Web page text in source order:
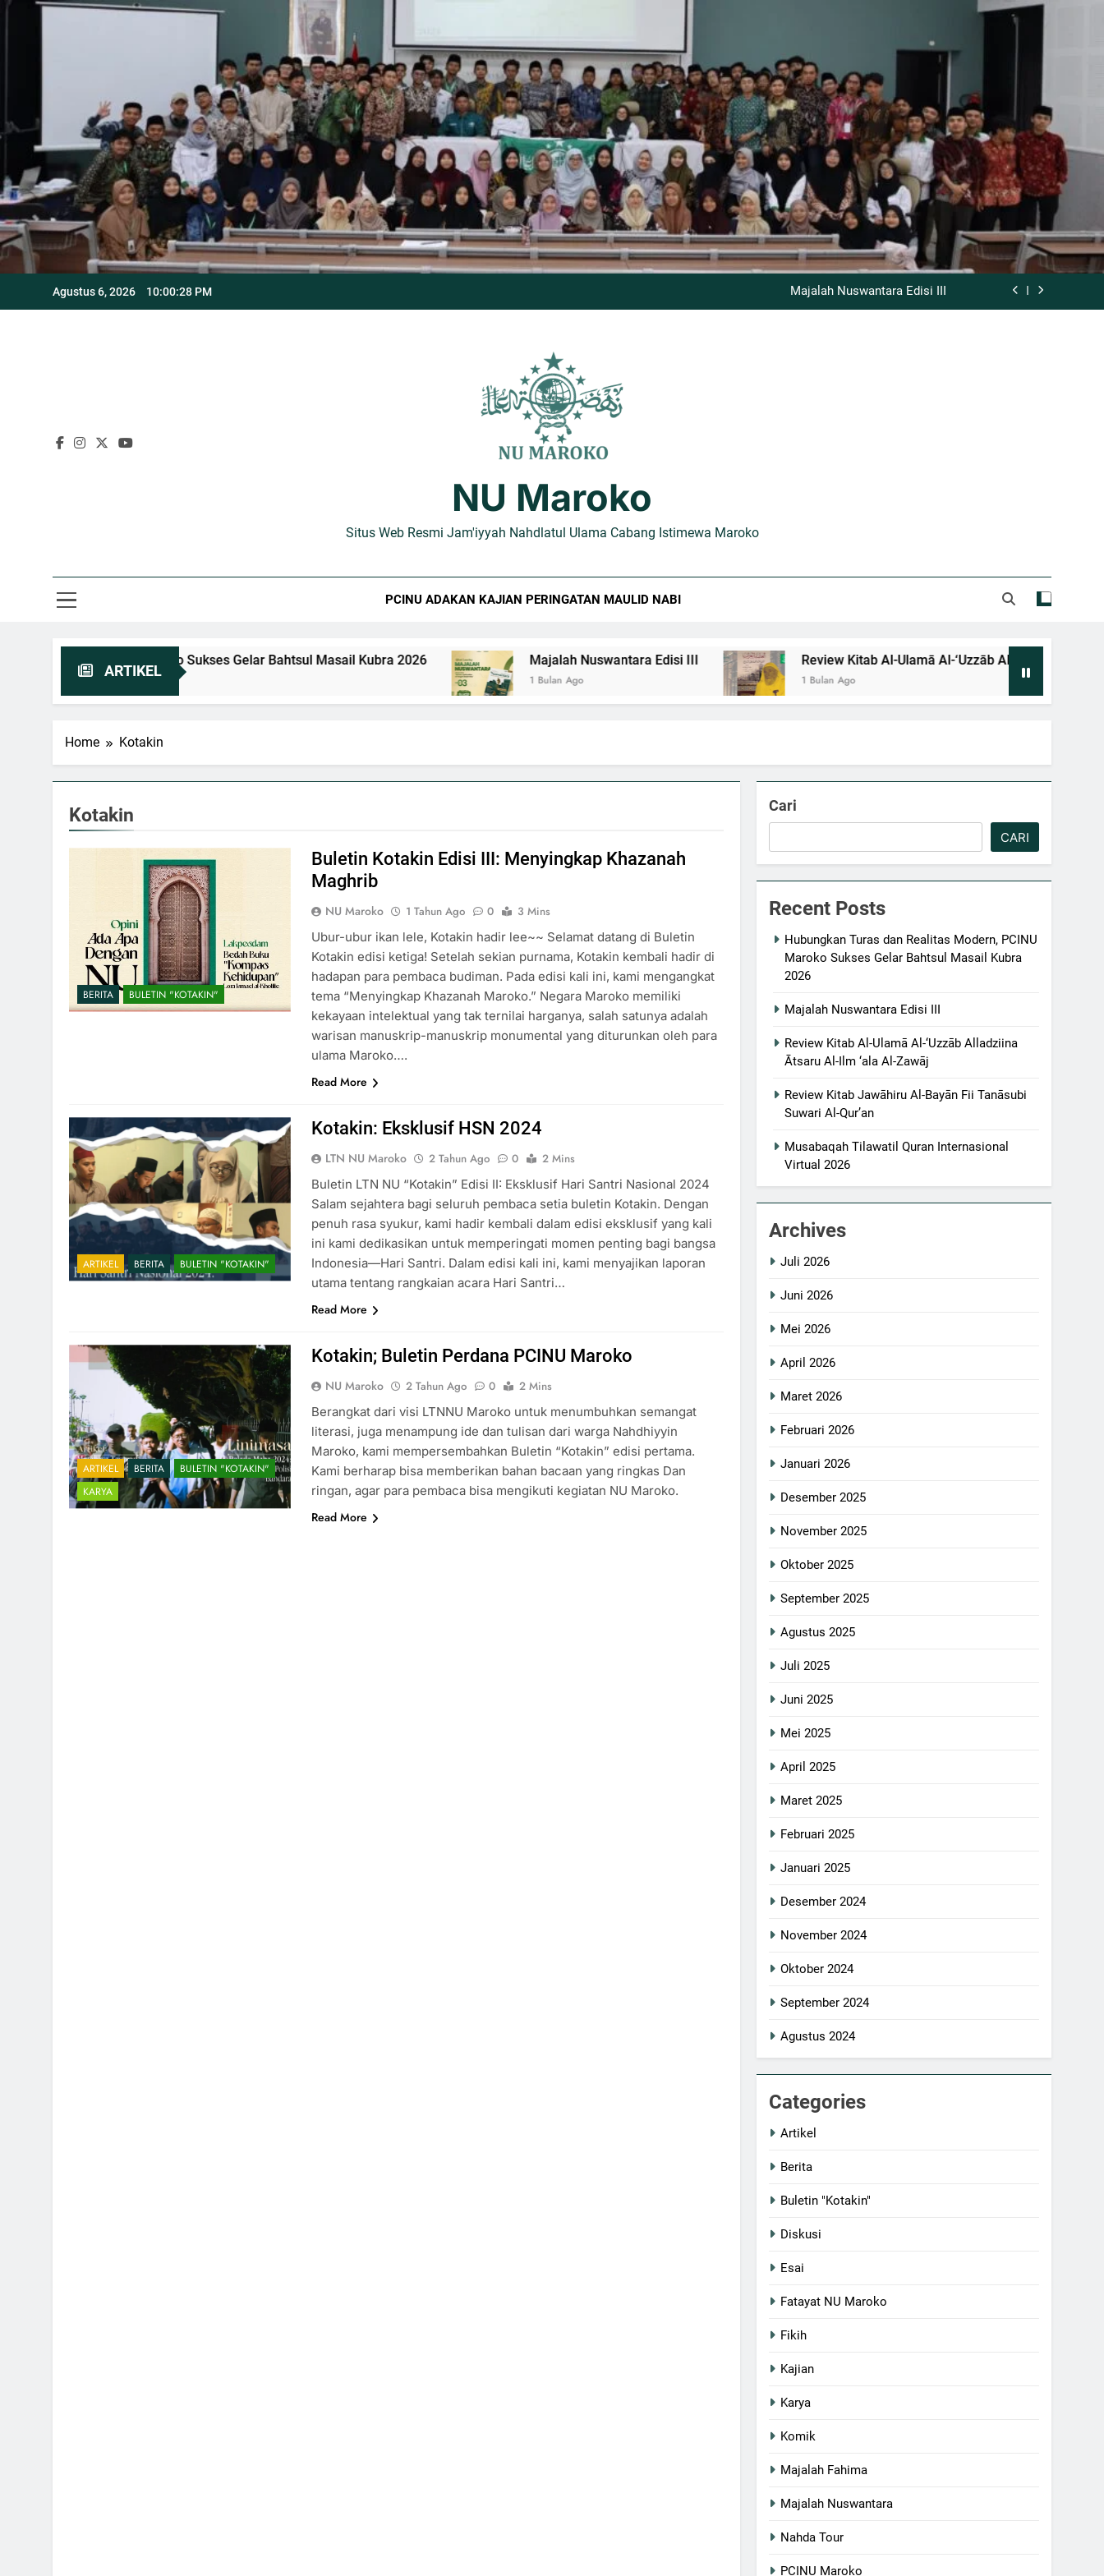
Skip
Agustus 6, 2026 10:00:28 PM
Review Kitab Jawāhiru Al-Bayān Fii Tanāsubi Suwari Al-Qur’an
Hubungkan Turas dan Realitas Modern, PCINU Maroko Sukses Gelar Bahtsul Masail Kubra 2026
Majalah Nuswantara Edisi III
Hubungkan Turas dan Realitas Modern, PCINU Maroko Sukses Gelar Bahtsul Masail Kubra 2026
Review Kitab Jawāhiru Al-Bayān Fii Tanāsubi Suwari Al-Qur’an
NU Maroko
Situs Web Resmi Jam'iyyah Nahdlatul Ulama Cabang Istimewa Maroko
PCINU ADAKAN KAJIAN PERINGATAN MAULID NABI
ARTIKEL
PCINU Maroko Sukses Gelar Bahtsul Masail Kubra 2026 Majalah Nuswantara Edisi III
1 Bulan Ago
Review Kitab Al-Ulamā Al-‘Uzzāb Alladziina Ātsaru Al-Ilm
1 Bulan Ago
Home Kotakin
Kotakin
BERITA BULETIN "KOTAKIN"
Buletin Kotakin Edisi III: Menyingkap Khazanah
Maghrib
NU Maroko 1 Tahun Ago 0
3 Mins
Ubur-ubur ikan lele, Kotakin hadir lee~~ Selamat datang di Buletin
Kotakin edisi ketiga! Setelah sekian purnama, Kotakin kembali hadir di
hadapan para pembaca budiman. Pada edisi kali ini, kami mengangkat
tema “Menyingkap Khazanah Maroko.” Negara Maroko memiliki
kekayaan intelektual yang tak ternilai harganya, salah satunya adalah
warisan manuskrip-manuskrip monumental yang diturunkan oleh para
ulama Maroko….
Read More
ARTIKEL BERITA BULETIN "KOTAKIN"
Kotakin: Eksklusif HSN 2024
LTN NU Maroko 2 Tahun Ago 0
2 Mins
Buletin LTN NU “Kotakin” Edisi II: Eksklusif Hari Santri Nasional 2024
Salam sejahtera bagi seluruh pembaca setia buletin Kotakin. Dengan
penuh rasa syukur, kami hadir kembali dalam edisi eksklusif yang kali
ini kami dedikasikan untuk memperingati momen penting bagi bangsa
Indonesia—Hari Santri. Dalam edisi kali ini, kami menyajikan laporan
utama tentang rangkaian acara Hari Santri…
Read More
ARTIKEL BERITA
BULETIN "KOTAKIN"
KARYA
Kotakin; Buletin Perdana PCINU Maroko
NU Maroko 2 Tahun Ago 0
2 Mins
Berangkat dari visi LTNNU Maroko untuk menumbuhkan semangat
literasi, juga menampung ide dan tulisan dari warga Nahdhiyyin
Maroko, kami mempersembahkan Buletin “Kotakin” edisi pertama.
Kami berharap bisa memberikan bahan bacaan yang ringkas Dan
ringan, agar para pembaca bisa mengikuti kegiatan NU Maroko.
Read More
Cari
CARI
Recent Posts
Hubungkan Turas dan Realitas Modern, PCINU
Maroko Sukses Gelar Bahtsul Masail Kubra
2026
Majalah Nuswantara Edisi III
Review Kitab Al-Ulamā Al-‘Uzzāb Alladziina
Ātsaru Al-Ilm ‘ala Al-Zawāj
Review Kitab Jawāhiru Al-Bayān Fii Tanāsubi
Suwari Al-Qur’an
Musabaqah Tilawatil Quran Internasional
Virtual 2026
Archives
Juli 2026
Juni 2026
Mei 2026
April 2026
Maret 2026
Februari 2026
Januari 2026
Desember 2025
November 2025
Oktober 2025
September 2025
Agustus 2025
Juli 2025
Juni 2025
Mei 2025
April 2025
Maret 2025
Februari 2025
Januari 2025
Desember 2024
November 2024
Oktober 2024
September 2024
Agustus 2024
Categories
Artikel
Berita
Buletin "Kotakin"
Diskusi
Esai
Fatayat NU Maroko
Fikih
Kajian
Karya
Komik
Majalah Fahima
Majalah Nuswantara
Nahda Tour
PCINU Maroko